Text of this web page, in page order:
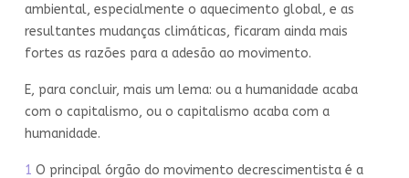
ambiental, especialmente o aquecimento global, e as
resultantes mudanças climáticas, ficaram ainda mais
fortes as razões para a adesão ao movimento.
E, para concluir, mais um lema: ou a humanidade acaba
com o capitalismo, ou o capitalismo acaba com a
humanidade.
1 O principal órgão do movimento decrescimentista é a